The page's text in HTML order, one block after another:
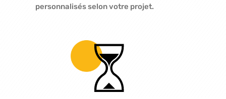
personnalisés selon votre projet.